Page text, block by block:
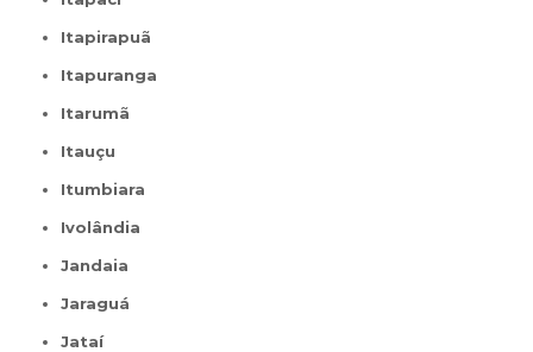
Itapirapuã
Itapuranga
Itarumã
Itauçu
Itumbiara
Ivolândia
Jandaia
Jaraguá
Jataí